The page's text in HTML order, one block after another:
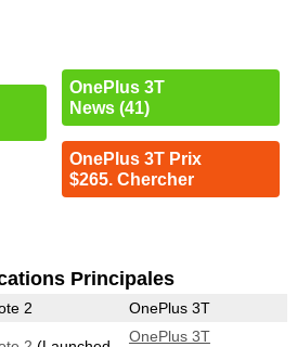
OnePlus 3T
News (41)
OnePlus 3T Prix
$265. Chercher
Principales
2 OnePlus 3T
OnePlus 3T